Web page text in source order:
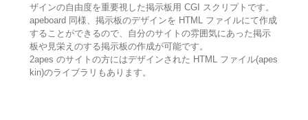
ザインの自由度を重要視した掲示板用 CGI スクリプトです。
apeboard 同様、掲示板のデザインを HTML ファイルにて作成
することができるので、自分のサイトの雰囲気にあった掲示
板や見栄えのする掲示板の作成が可能です。
2apes のサイトの方にはデザインされた HTML ファイル(apes
kin)のライブラリもあります。